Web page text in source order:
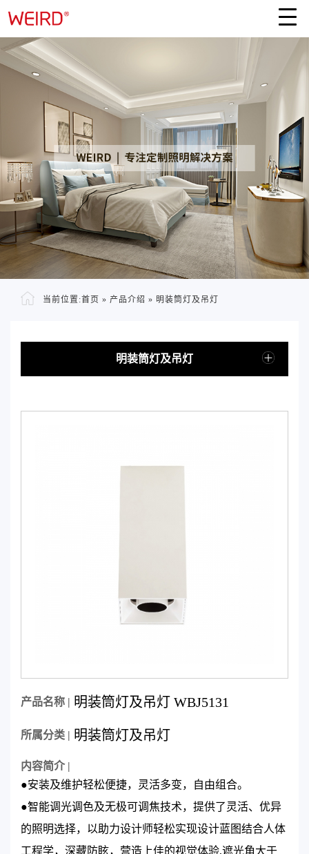
当前位置:首页 » 产品介绍 » 明装筒灯及吊灯
明装筒灯及吊灯
产品名称 | 明装筒灯及吊灯 WBJ5131
所属分类 | 明装筒灯及吊灯
内容简介 |
●安装及维护轻松便捷，灵活多变，自由组合。
●智能调光调色及无极可调焦技术，提供了灵活、优异
的照明选择，以助力设计师轻松实现设计蓝图结合人体
工程学，深藏防眩，营造上佳的视觉体验,遮光角大于